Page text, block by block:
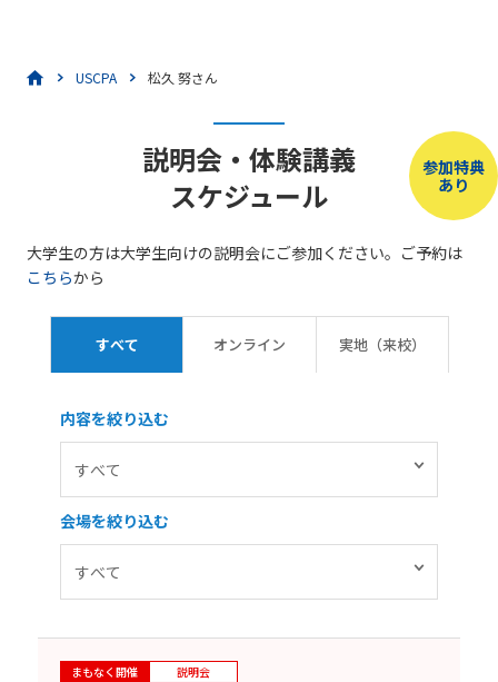
USCPA 松久 努さん
参加特典
あり
説明会・体験講義
スケジュール
大学生の方は大学生向けの説明会にご参加ください。ご予約は
こちらから
すべて オンライン 実地（来校）
内容を絞り込む
会場を絞り込む
まもなく開催 説明会